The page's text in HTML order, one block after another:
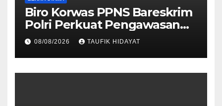
Biro Korwas PPNS Bareskrim
Polri Perkuat Pengawasan
untuk Dorong Penegakan
Hukum yang Profesional
08/08/2026 TAUFIK HIDAYAT